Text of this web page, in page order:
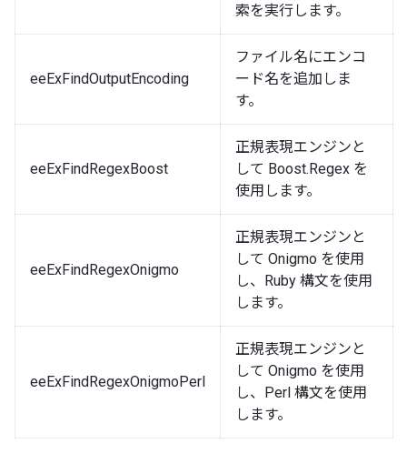
索を実行します。
eeExFindOutputEncoding
ファイル名にエンコ
ード名を追加しま
す。
eeExFindRegexBoost
正規表現エンジンと
して Boost.Regex を
使用します。
eeExFindRegexOnigmo
正規表現エンジンと
して Onigmo を使用
し、Ruby 構文を使用
します。
eeExFindRegexOnigmoPerl
正規表現エンジンと
して Onigmo を使用
し、Perl 構文を使用
します。